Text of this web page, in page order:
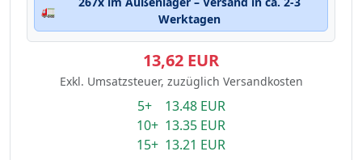
🚛
Werktagen
13,62 EUR
Exkl. Umsatzsteuer, zuzüglich Versandkosten
5+ 13.48 EUR
10+ 13.35 EUR
15+ 13.21 EUR